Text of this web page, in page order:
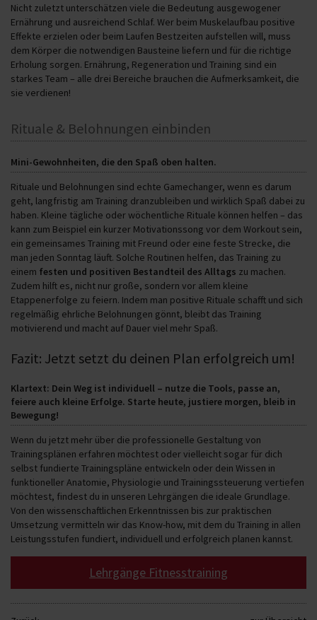
Nicht zuletzt unterschätzen viele die Bedeutung ausgewogener
Ernährung und ausreichend Schlaf. Wer beim Muskelaufbau positive
Effekte erzielen oder beim Laufen Bestzeiten aufstellen will, muss
dem Körper die notwendigen Bausteine liefern und für die richtige
Erholung sorgen. Ernährung, Regeneration und Training sind ein
starkes Team – alle drei Bereiche brauchen die Aufmerksamkeit, die
sie verdienen!
Rituale & Belohnungen einbinden
Mini-Gewohnheiten, die den Spaß oben halten.
Rituale und Belohnungen sind echte Gamechanger, wenn es darum
geht, langfristig am Training dranzubleiben und wirklich Spaß dabei zu
haben. Kleine tägliche oder wöchentliche Rituale können helfen – das
kann zum Beispiel ein kurzer Motivationssong vor dem Workout sein,
ein gemeinsames Training mit Freund oder eine feste Strecke, die
man jeden Sonntag läuft. Solche Routinen helfen, das Training zu
einem festen und positiven Bestandteil des Alltags zu machen.
Zudem hilft es, nicht nur große, sondern vor allem kleine
Etappenerfolge zu feiern. Indem man positive Rituale schafft und sich
regelmäßig ehrliche Belohnungen gönnt, bleibt das Training
motivierend und macht auf Dauer viel mehr Spaß.
Fazit: Jetzt setzt du deinen Plan erfolgreich um!
Klartext: Dein Weg ist individuell – nutze die Tools, passe an,
feiere auch kleine Erfolge. Starte heute, justiere morgen, bleib in
Bewegung!
Wenn du jetzt mehr über die professionelle Gestaltung von
Trainingsplänen erfahren möchtest oder vielleicht sogar für dich
selbst fundierte Trainingspläne entwickeln oder dein Wissen in
funktioneller Anatomie, Physiologie und Trainingssteuerung vertiefen
möchtest, findest du in unseren Lehrgängen die ideale Grundlage.
Von den wissenschaftlichen Erkenntnissen bis zur praktischen
Umsetzung vermitteln wir das Know-how, mit dem du Training in allen
Leistungsstufen fundiert, individuell und erfolgreich planen kannst.
Lehrgänge Fitnesstraining